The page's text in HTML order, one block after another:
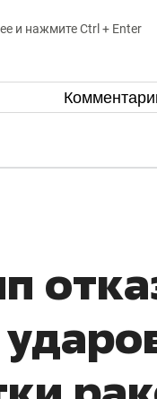
и нажмите Ctrl + Enter